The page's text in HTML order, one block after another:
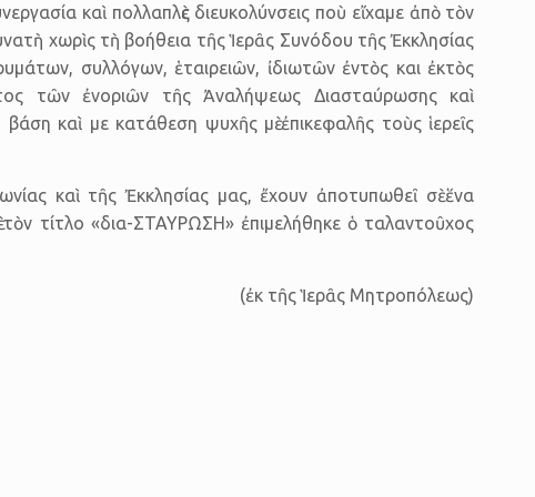
καὶ πολλαπλὲς διευκολύνσεις ποὺ εἴχαμε ἀπὸ τὸν
χωρὶς τὴ βοήθεια τῆς Ἱερᾶς Συνόδου τῆς Ἐκκλησίας
συλλόγων, ἑταιρειῶν, ἰδιωτῶν ἐντὸς και ἐκτὸς
τῶν ἐνοριῶν τῆς Ἀναλήψεως Διασταύρωσης καὶ
καὶ με κατάθεση ψυχῆς μὲ ἐπικε­φαλῆς τοὺς ἱερεῖς
καὶ τῆς Ἐκκλησίας μας, ἔχουν ἀποτυπωθεῖ σὲ ἕνα
τίτλο «δια-ΣΤΑΥΡΩΣΗ» ἐπιμελήθηκε ὁ ταλαντοῦχος
(ἐκ τῆς Ἱερᾶς Μητροπόλεως)